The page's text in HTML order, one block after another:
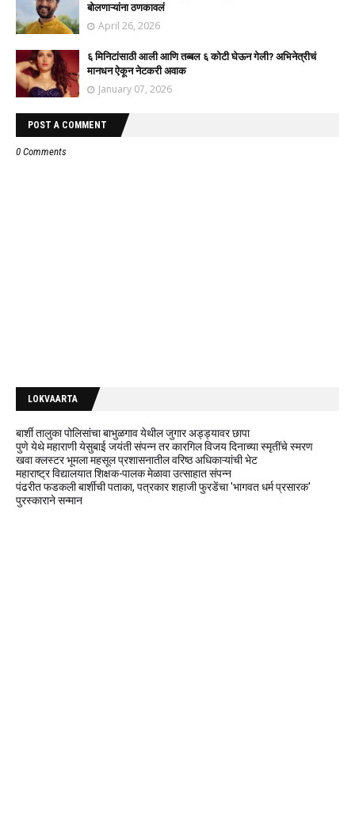
बोलणाऱ्यांना ठणकावलं
April 26, 2026
६ मिनिटांसाठी आली आणि तब्बल ६ कोटी घेऊन गेली? अभिनेत्रीचं
मानधन ऐकून नेटकरी अवाक
January 07, 2026
POST A COMMENT
0 Comments
LOKVAARTA
बार्शी तालुका पोलिसांचा बाभुळगाव येथील जुगार अड्ड्यावर छापा
पुणे येथे महाराणी येसुबाई जयंती संपन्न तर कारगिल विजय दिनाच्या स्मृतींचे स्मरण
खवा क्लस्टर भूमला महसूल प्रशासनातील वरिष्ठ अधिकाऱ्यांची भेट
महाराष्ट्र विद्यालयात शिक्षक-पालक मेळावा उत्साहात संपन्न
पंढरीत फडकली बार्शीची पताका, पत्रकार शहाजी फुरडेंचा 'भागवत धर्म प्रसारक'
पुरस्काराने सन्मान